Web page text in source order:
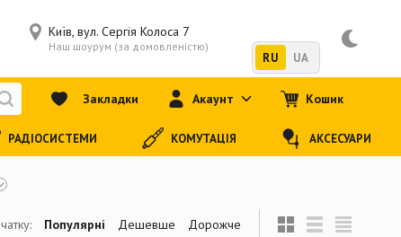
Популярні Дешевше Дорожче
Київ, вул. Сергія Колоса 7
Наш шоурум (за домовленістю)
RU UA
Закладки Акаунт Кошик
РАДІОСИСТЕМИ КОМУТАЦІЯ АКСЕСУАРИ